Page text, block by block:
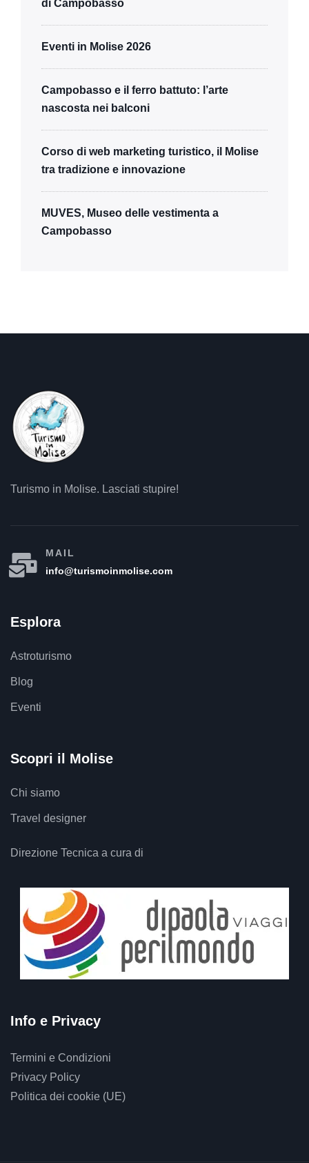
di Campobasso
Eventi in Molise 2026
Campobasso e il ferro battuto: l’arte
nascosta nei balconi
Corso di web marketing turistico, il Molise
tra tradizione e innovazione
MUVES, Museo delle vestimenta a
Campobasso
Turismo in Molise. Lasciati stupire!
MAIL
info@turismoinmolise.com
Esplora
Astroturismo
Blog
Eventi
Scopri il Molise
Chi siamo
Travel designer
Direzione Tecnica a cura di
Info e Privacy
Termini e Condizioni
Privacy Policy
Politica dei cookie (UE)